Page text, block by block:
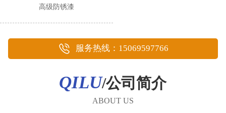
高级防锈漆
服务热线：15069597766
QILU/公司简介
ABOUT US